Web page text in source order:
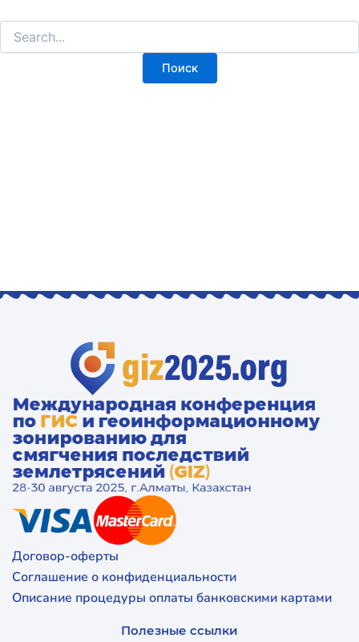
Договор-оферты
Соглашение о конфиденциальности
Описание процедуры оплаты банковскими картами
Полезные ссылки